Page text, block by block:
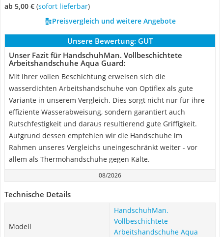
ab 5,00 € ( Sofort lieferbar)
Preisvergleich und weitere Angebote
Unsere Bewertung: GUT
Unser Fazit für HandschuhMan. Vollbeschichtete
Arbeitshandschuhe Aqua Guard:
Mit ihrer vollen Beschichtung erweisen sich die
wasserdichten Arbeitshandschuhe von Optiflex als gute
Variante in unserem Vergleich. Dies sorgt nicht nur für ihre
effiziente Wasserabweisung, sondern garantiert auch
Rutschfestigkeit und daraus resultierend gute Griffigkeit.
Aufgrund dessen empfehlen wir die Handschuhe im
Rahmen unseres Vergleichs uneingeschränkt weiter - vor
allem als Thermohandschuhe gegen Kälte.
08/2026
Technische Details
Modell
HandschuhMan.
Vollbeschichtete
Arbeitshandschuhe Aqua